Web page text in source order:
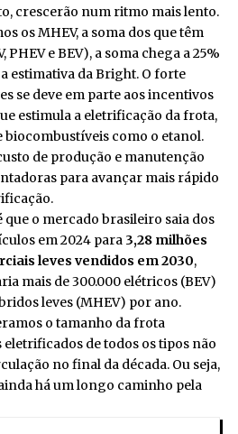
crescerão num ritmo mais lento.
os MHEV, a soma dos que têm
e BEV), a soma chega a 25%
estimativa da Bright. O forte
se deve em parte aos incentivos
estimula a eletrificação da frota,
biocombustíveis como o etanol.
de produção e manutenção
para avançar mais rápido
que o mercado brasileiro saia dos
em 2024 para 3,28 milhões
leves vendidos em 2030,
mais de 300.000 elétricos (BEV)
leves (MHEV) por ano.
o tamanho da frota
de todos os tipos não
no final da década. Ou seja,
há um longo caminho pela